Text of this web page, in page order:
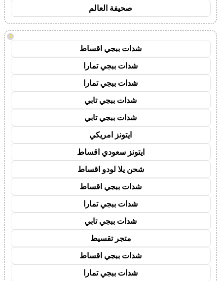
صحيفة العالم
!
شدات ببجي اقساط
شدات ببجي تمارا
شدات ببجي تمارا
شدات ببجي تابي
شدات ببجي تابي
ايتونز امريكي
ايتونز سعودي اقساط
شحن يلا لودو اقساط
شدات ببجي اقساط
شدات ببجي تمارا
شدات ببجي تابي
متجر تقسيط
شدات ببجي اقساط
شدات ببجي تمارا